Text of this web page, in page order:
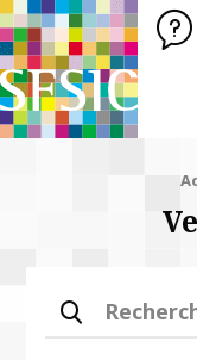
SFSIC Société
de
Rechercher